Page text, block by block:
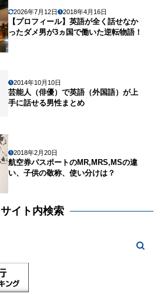
2026年7月12日 2018年4月16日
【プロフィール】英語が全く話せなか
ったダメ男が3ヵ国で働いた逆転物語！
2014年10月10日
芸能人（俳優）で英語（外国語）が上
手に話せる男性まとめ
2018年2月20日
航空券パスポートのMR,MRS,MSの違
い、子供の敬称、使い分けは？
サイト内検索